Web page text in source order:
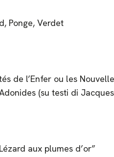
Ponge, Verdet
de l’Enfer ou les
(su testi di
aux plumes d’or”